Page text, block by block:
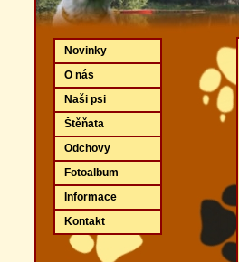
Novinky
O nás
Naši psi
Štěňata
Odchovy
Fotoalbum
Informace
Kontakt